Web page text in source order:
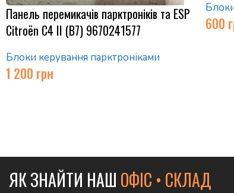
Панель перемикачів парктроніків та ESP
Citroën C4 II (B7) 9670241577
Блоки керування парктроніками
1 200 грн
600
ЯК ЗНАЙТИ НАШ ОФІС • СКЛАД